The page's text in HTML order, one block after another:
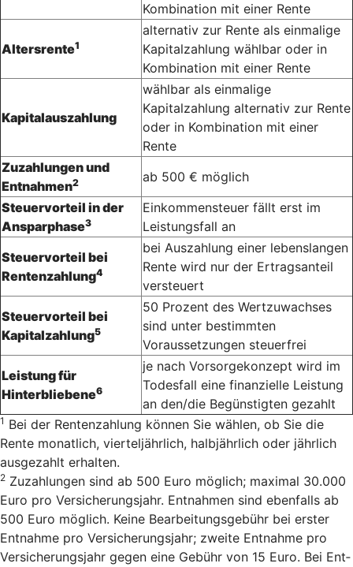
Kombination mit einer Rente
Altersrente1
alternativ zur Rente als einmalige
Kapitalzahlung wählbar oder in
Kombination mit einer Rente
Kapitalauszahlung
wählbar als einmalige
Kapitalzahlung alternativ zur Rente
oder in Kombination mit einer
Rente
Zuzahlungen und
Entnahmen2
ab 500 € möglich
Steuervorteil in der
Ansparphase3
Einkommensteuer fällt erst im
Leistungsfall an
Steuervorteil bei
Rentenzahlung4
bei Auszahlung einer lebenslangen
Rente wird nur der Ertragsanteil
versteuert
Steuervorteil bei
Kapitalzahlung5
50 Prozent des Wertzuwachses
sind unter bestimmten
Voraussetzungen steuerfrei
Leistung für
Hinterbliebene6
je nach Vorsorgekonzept wird im
Todesfall eine finanzielle Leistung
an den/die Begünstigten gezahlt
1 Bei der Rentenzahlung können Sie wählen, ob Sie die
Rente monatlich, vierteljährlich, halbjährlich oder jährlich
ausgezahlt erhalten.
2 Zu­zah­lun­gen sind ab 500 Euro mög­lich; ma­xi­mal 30.000
Euro pro Ver­si­cherungs­jahr. Ent­nah­men sind eben­falls ab
500 Euro mög­lich. Keine Bearbeitungsgebühr bei erster
Entnahme pro Versicherungsjahr; zweite Entnahme pro
Versicherungsjahr gegen eine Gebühr von 15 Euro. Bei Ent­